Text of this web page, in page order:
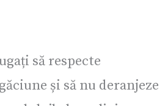
să respecte
și să nu deranjeze